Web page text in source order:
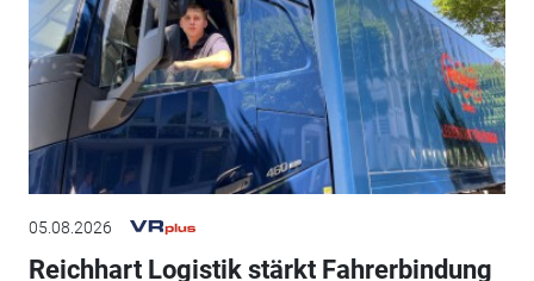
05.08.2026
Reichhart Logistik stärkt Fahrerbindung